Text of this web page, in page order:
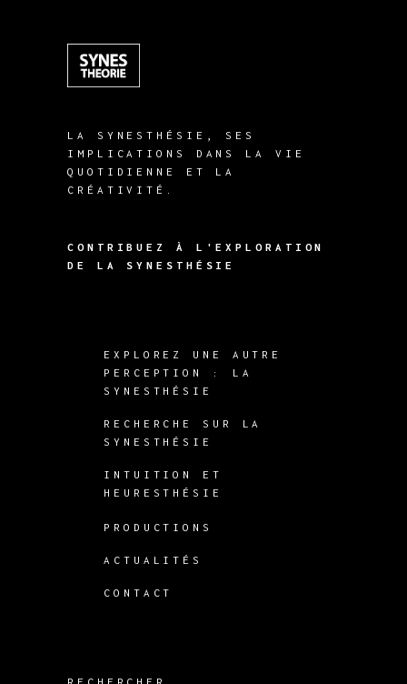
LA SYNESTHÉSIE, SES
IMPLICATIONS DANS LA VIE
QUOTIDIENNE ET LA
CRÉATIVITÉ.
CONTRIBUEZ À L'EXPLORATION
DE LA SYNESTHÉSIE
EXPLOREZ UNE AUTRE
PERCEPTION : LA
SYNESTHÉSIE
RECHERCHE SUR LA
SYNESTHÉSIE
INTUITION ET
HEURESTHÉSIE
PRODUCTIONS
ACTUALITÉS
CONTACT